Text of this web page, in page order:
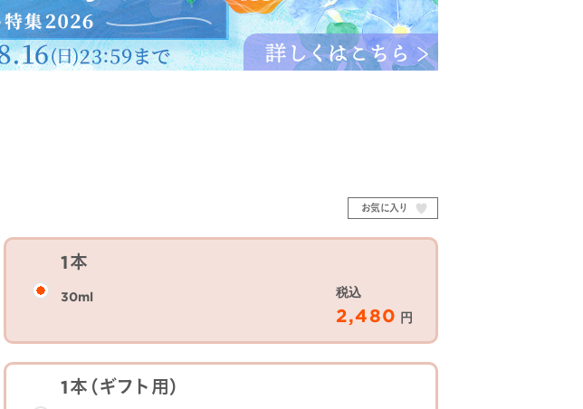
お気に入り
1本
30ml 税込
2,480 円
1本（ギフト用）